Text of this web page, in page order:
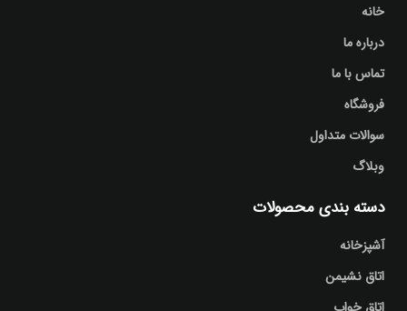
خانه
درباره ما
تماس با ما
فروشگاه
سوالات متداول
وبلاگ
دسته بندی محصولات
آشپزخانه
اتاق نشیمن